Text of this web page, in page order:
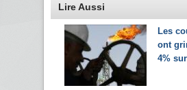
Lire Aussi
Les
ont
4%